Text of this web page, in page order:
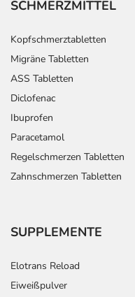
SCHMERZMITTEL
Kopfschmerztabletten
Migräne Tabletten
ASS Tabletten
Diclofenac
Ibuprofen
Paracetamol
Regelschmerzen Tabletten
Zahnschmerzen Tabletten
SUPPLEMENTE
Elotrans Reload
Eiweißpulver